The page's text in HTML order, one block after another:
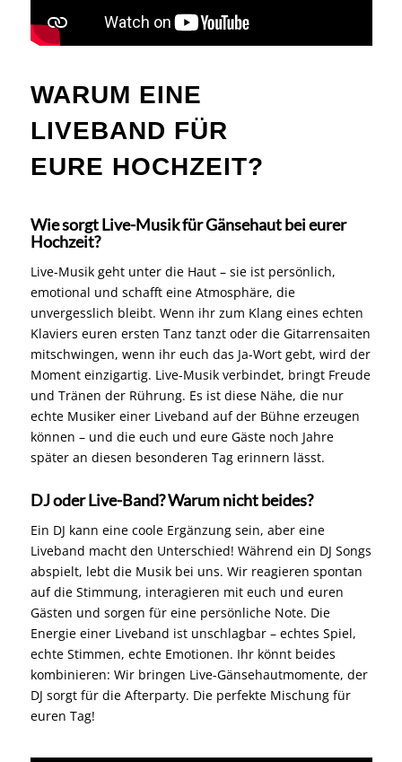
WARUM EINE
LIVEBAND FÜR
EURE HOCHZEIT?
Wie sorgt Live-Musik für Gänsehaut bei eurer
Hochzeit?
Live-Musik geht unter die Haut – sie ist persönlich,
emotional und schafft eine Atmosphäre, die
unvergesslich bleibt. Wenn ihr zum Klang eines echten
Klaviers euren ersten Tanz tanzt oder die Gitarrensaiten
mitschwingen, wenn ihr euch das Ja-Wort gebt, wird der
Moment einzigartig. Live-Musik verbindet, bringt Freude
und Tränen der Rührung. Es ist diese Nähe, die nur
echte Musiker einer Liveband auf der Bühne erzeugen
können – und die euch und eure Gäste noch Jahre
später an diesen besonderen Tag erinnern lässt.
DJ oder Live-Band? Warum nicht beides?
Ein DJ kann eine coole Ergänzung sein, aber eine
Liveband macht den Unterschied! Während ein DJ Songs
abspielt, lebt die Musik bei uns. Wir reagieren spontan
auf die Stimmung, interagieren mit euch und euren
Gästen und sorgen für eine persönliche Note. Die
Energie einer Liveband ist unschlagbar – echtes Spiel,
echte Stimmen, echte Emotionen. Ihr könnt beides
kombinieren: Wir bringen Live-Gänsehautmomente, der
DJ sorgt für die Afterparty. Die perfekte Mischung für
euren Tag!